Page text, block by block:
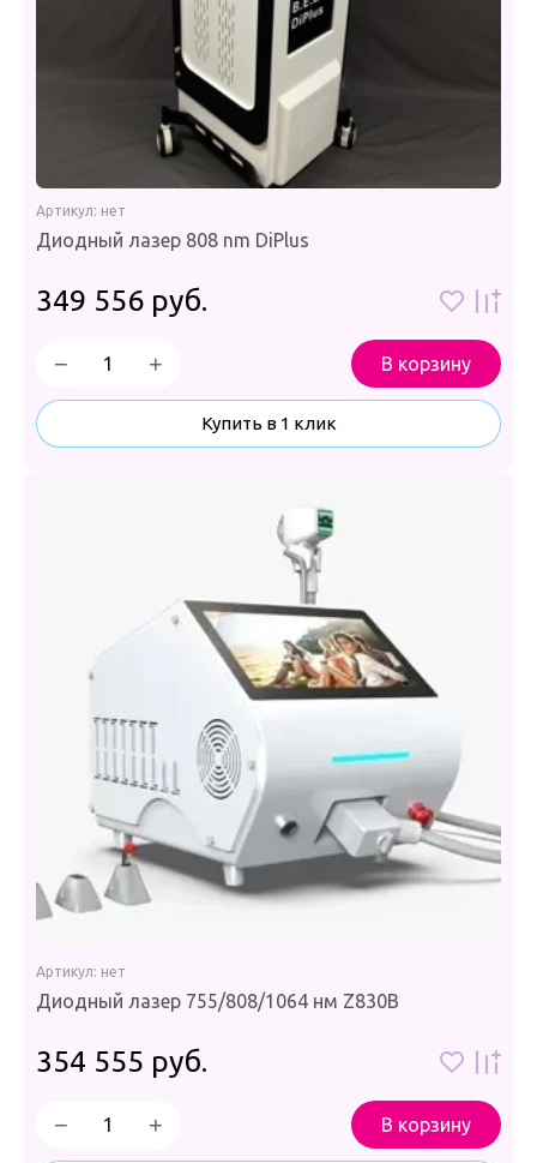
Артикул: нет
Диодный лазер 808 nm DiPlus
349 556 руб.
− + В корзину
Купить в 1 клик
Артикул: нет
Диодный лазер 755/808/1064 нм Z830B
354 555 руб.
− + В корзину